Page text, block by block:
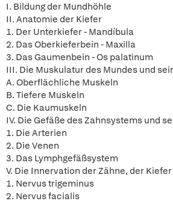
I. Bildung der Mundhöhle
II. Anatomie der Kiefer
1. Der Unterkiefer - Mandíbula
2. Das Oberkieferbein - Maxilla
3. Das Gaumenbein - Os palatinum
III. Die Muskulatur des Mundes und
A. Oberflächliche Muskeln
B. Tiefere Muskeln
C. Die Kaumuskeln
IV. Die Gefäße des Zahnsystems und
1. Die Arterien
2. Die Venen
3. Das Lymphgefäßsystem
V. Die Innervation der Zähne, der
1. Nervus trigeminus
2. Nervus facialis